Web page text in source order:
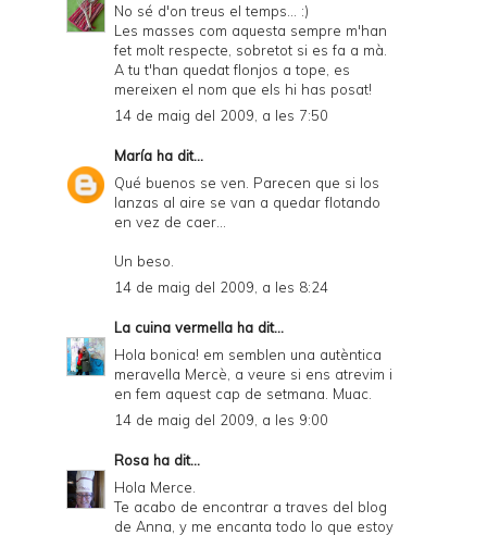
No sé d'on treus el temps... :)
Les masses com aquesta sempre m'han
fet molt respecte, sobretot si es fa a mà.
A tu t'han quedat flonjos a tope, es
mereixen el nom que els hi has posat!
14 de maig del 2009, a les 7:50
María ha dit...
Qué buenos se ven. Parecen que si los
lanzas al aire se van a quedar flotando
en vez de caer...
Un beso.
14 de maig del 2009, a les 8:24
La cuina vermella ha dit...
Hola bonica! em semblen una autèntica
meravella Mercè, a veure si ens atrevim i
en fem aquest cap de setmana. Muac.
14 de maig del 2009, a les 9:00
Rosa ha dit...
Hola Merce.
Te acabo de encontrar a traves del blog
de Anna, y me encanta todo lo que estoy